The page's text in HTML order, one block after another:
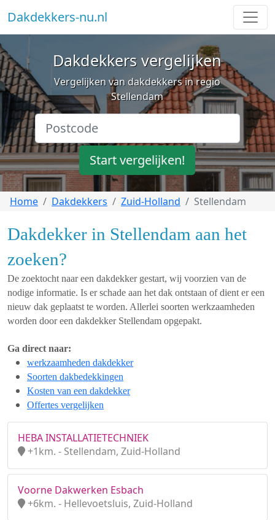
Dakdekkers-nu.nl
Dakdekkers vergelijken
Vergelijken van dakdekkers in regio
Stellendam
Start vergelijken!
Home Dakdekkers Zuid-Holland Stellendam
Dakdekker in Stellendam aan het
zoeken?
De zoektocht naar een dakdekker gestart, wij voorzien van de
nodige informatie. Is er schade aan het dak ontstaan of dient er een
nieuw dak geplaatst te worden. Allerlei soorten werkzaamheden
worden door een dakdekker Stellendam opgepakt.
Ga direct naar:
werkzaamheden dakdekker
Soorten dakbedekkingen
Kosten van een dakdekker
Offertes vergelijken
HEBA INSTALLATIETECHNIEK
+1km. - Stellendam, Zuid-Holland
Voorne Dakwerken Esbach
+6km. - Hellevoetsluis, Zuid-Holland